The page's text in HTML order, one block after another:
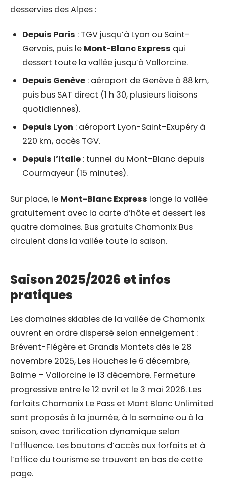
desservies des Alpes :
Depuis Paris : TGV jusqu’à Lyon ou Saint-
Gervais, puis le Mont-Blanc Express qui
dessert toute la vallée jusqu’à Vallorcine.
Depuis Genève : aéroport de Genève à 88 km,
puis bus SAT direct (1 h 30, plusieurs liaisons
quotidiennes).
Depuis Lyon : aéroport Lyon-Saint-Exupéry à
220 km, accès TGV.
Depuis l’Italie : tunnel du Mont-Blanc depuis
Courmayeur (15 minutes).
Sur place, le Mont-Blanc Express longe la vallée
gratuitement avec la carte d’hôte et dessert les
quatre domaines. Bus gratuits Chamonix Bus
circulent dans la vallée toute la saison.
Saison 2025/2026 et infos
pratiques
Les domaines skiables de la vallée de Chamonix
ouvrent en ordre dispersé selon enneigement :
Brévent-Flégère et Grands Montets dès le 28
novembre 2025, Les Houches le 6 décembre,
Balme – Vallorcine le 13 décembre. Fermeture
progressive entre le 12 avril et le 3 mai 2026. Les
forfaits Chamonix Le Pass et Mont Blanc Unlimited
sont proposés à la journée, à la semaine ou à la
saison, avec tarification dynamique selon
l’affluence. Les boutons d’accès aux forfaits et à
l’office du tourisme se trouvent en bas de cette
page.